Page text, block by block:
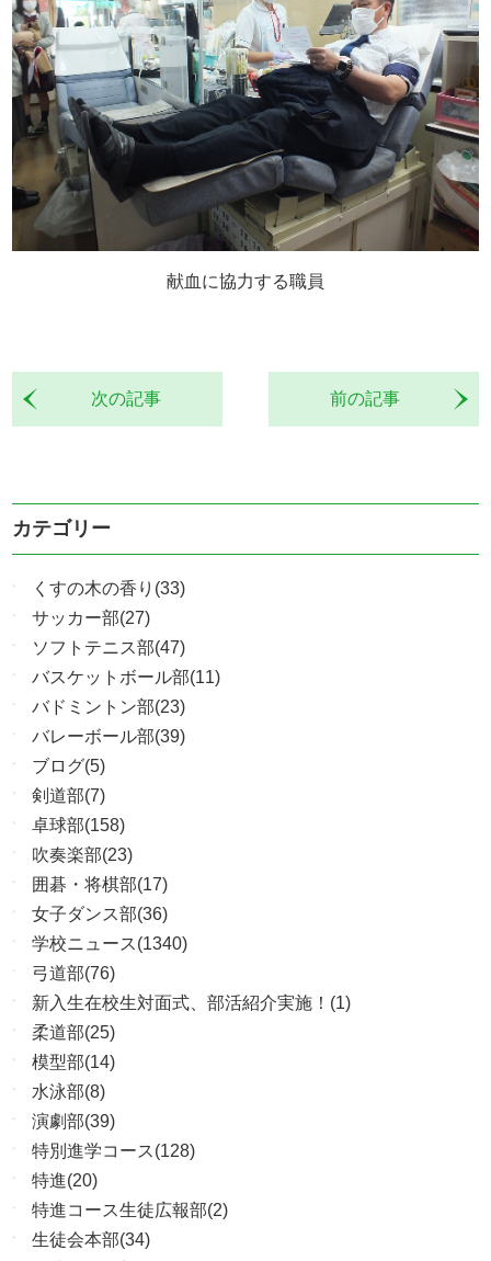
献血に協力する職員
前の記事
次の記事
カテゴリー
くすの木の香り(33)
サッカー部(27)
ソフトテニス部(47)
バスケットボール部(11)
バドミントン部(23)
バレーボール部(39)
ブログ(5)
剣道部(7)
卓球部(158)
吹奏楽部(23)
囲碁・将棋部(17)
女子ダンス部(36)
学校ニュース(1340)
弓道部(76)
新入生在校生対面式、部活紹介実施！(1)
柔道部(25)
模型部(14)
水泳部(8)
演劇部(39)
特別進学コース(128)
特進(20)
特進コース生徒広報部(2)
生徒会本部(34)